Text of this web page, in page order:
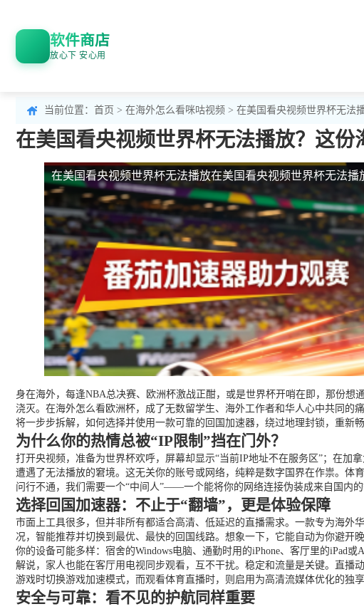
软件商店
放心下 安心用
当前位置： 首页 > 在海外怎么看咪咕视频 > 在美国看央视频世界杯无法
在美国看央视频世界杯无法播放？这
在美国看央视频世界杯无法播放在美国看央视频世界杯无法
身在海外，每逢NBA总决赛、欧洲杯激战正酣，或是世界杯开哨在即，那份想
浇灭。在海外怎么看欧洲杯，成了无数留学生、海外工作者和华人心中共同的
将一步步拆解，如何选择并使用一款可靠的回国加速器，绕过地理封锁，重新
为什么你的热情总被“IP限制”挡在门外？
打开央视频，准备为世界杯欢呼，屏幕却显示“当前IP地址不在服务区”；在加
遭遇了无法播放的窘境。这无关你的账号或网络，纯粹是数字国界在作祟。
问行不通，我们需要一个“中间人”——一个能将你的网络连接伪装成来自国内的
选择回国加速器：不止于“翻墙”，更是体验保障
市面上工具很多，但并非所有都适合高清、低延迟的直播需求。一款专为海
况，智能推荐并切换到最优、最快的回国线路。想象一下，它能自动为你避开
你的设备可能多样：宿舍的Windows电脑、通勤时用的iPhone、客厅里的iPad
解说，家人也能在客厅用电视同步观看，互不干扰。稳定和流量是关键。直
游戏时切换游戏加速模式，而观看体育直播时，则启用为高清流媒体优化的独
安全与可靠：看不见的护航同样重要